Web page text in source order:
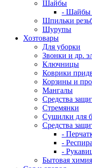
Шайбы
- Шайбы
Шпильки
Шурупы
Хозтовары
Для уборки
Звонки и др.
Ключницы
Коврики
Корзины и
Мангалы
Средства
Стремянки
Сушилки для
Средства
-
-
-
Бытовая химия